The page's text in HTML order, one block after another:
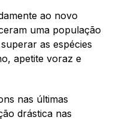
ao novo
uma população
as espécies
apetite voraz e
nas últimas
drástica nas